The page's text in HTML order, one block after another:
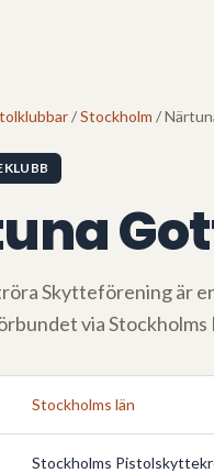
/Stockholm /
Skytteföreningär
via
Stockholms län
Stockholms